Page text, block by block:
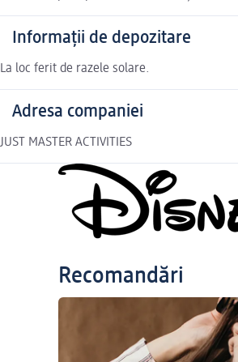
Informații de depozitare
La loc ferit de razele solare.
Adresa companiei
JUST MASTER ACTIVITIES
Recomandări